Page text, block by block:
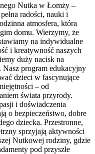
Nutka w Łomży –
radości, nauki i
atmosfera, która
domu. Wierzymy, że
na indywidualne
i kreatywność naszych
duży nacisk na
program edukacyjny
dzieci w fascynujące
– od
świata przyrody.
i doświadczenia
o bezpieczeństwo, dobre
dziecka. Przestronne,
sprzyjają aktywności
Nutkowej rodziny, gdzie
pod przyszłe